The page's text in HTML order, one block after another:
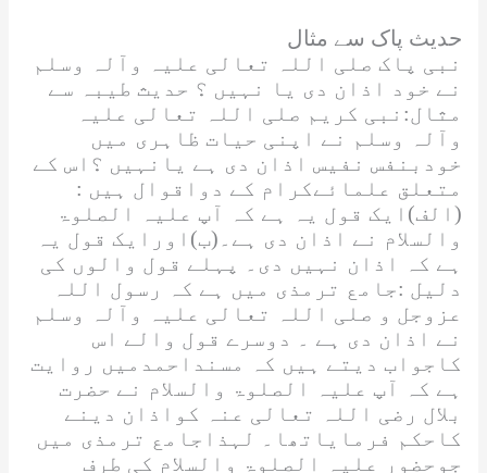
حدیث پاک سے مثال
نبی پاک صلی اللہ تعالی علیہ وآلہ وسلم
نے خود اذان دی یا نہیں ؟ حدیث طیبہ سے
مثال:نبی کریم صلی اللہ تعالی علیہ
وآلہ وسلم نے اپنی حیات ظاہری میں
خودبنفس نفیس اذان دی ہے یانہیں ؟اس کے
متعلق علمائےکرام کے دواقوال ہیں :
(الف)ایک قول یہ ہے کہ آپ علیہ الصلوۃ
والسلام نے اذان دی ہے۔(ب)اورایک قول یہ
ہے کہ اذان نہیں دی۔ پہلے قول والوں کی
دلیل :جامع ترمذی میں ہے کہ رسول اللہ
عزوجل و صلی اللہ تعالی علیہ وآلہ وسلم
نے اذان دی ہے ۔ دوسرے قول والے اس
کاجواب دیتے ہیں کہ مسنداحمدمیں روایت
ہے کہ آپ علیہ الصلوۃ والسلام نے حضرت
بلال رضی اللہ تعالی عنہ کواذان دینے
کاحکم فرمایاتھا۔ لہذاجامع ترمذی میں
جوحضور
علیہ الصلوۃ والسلام کی طرف